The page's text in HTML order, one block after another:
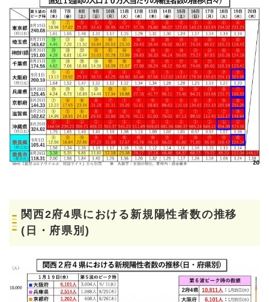
関西2府4県における新規陽性者数の推移
(日・府県別)